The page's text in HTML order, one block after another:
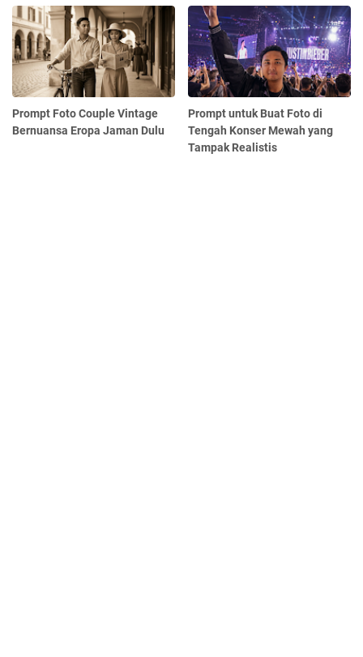
Prompt Foto Couple Vintage
Bernuansa Eropa Jaman Dulu
Prompt untuk Buat Foto di
Tengah Konser Mewah yang
Tampak Realistis